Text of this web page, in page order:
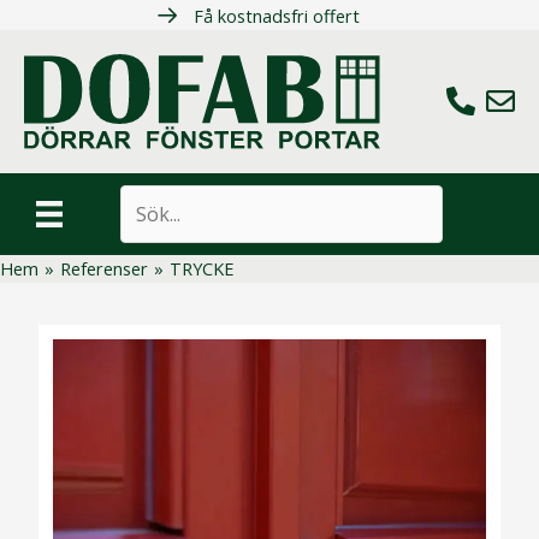
innehåll
Få kostnadsfri offert
Ring oss
Maila
Hem » Referenser » TRYCKE